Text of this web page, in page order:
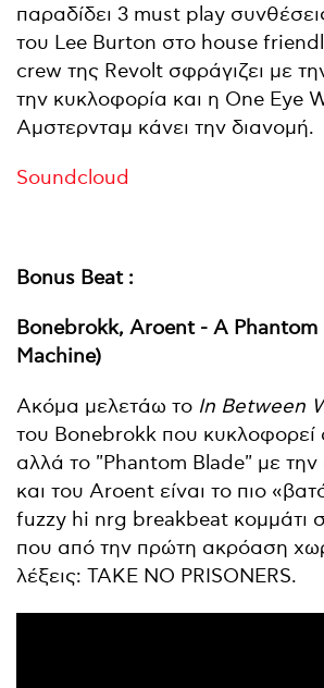
παραδίδει 3 must play
του Lee Burton στο house
crew της Revolt σφράγιζει με
την κυκλοφορία και η One Eye
Αμστερνταμ κάνει την διανομή.
Soundcloud
Bonus Beat :
Bonebrokk, Aroent - A Phantom
Machine)
Ακόμα μελετάω το In Between
του Bonebrokk που κυκλοφορεί
αλλά το "Phantom Blade" με
και του Aroent είναι το πιο
fuzzy hi nrg breakbeat κομμάτι
που από την πρώτη ακρόαση
λέξεις: TAKE NO PRISONERS.